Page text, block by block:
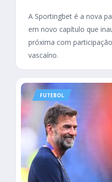
A Sportingbet é a nova
em novo capítulo que
próxima com
vascaíno.
FUTEBOL